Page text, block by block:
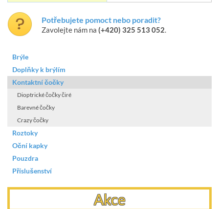
Potřebujete pomoct nebo poradit?
Zavolejte nám na (+420) 325 513 052.
Brýle
Doplňky k brýlím
Kontaktní čočky
Dioptrické čočky čiré
Barevné čočky
Crazy čočky
Roztoky
Oční kapky
Pouzdra
Příslušenství
Akce